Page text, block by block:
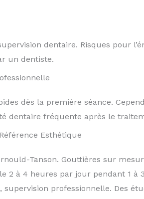
dentaire. Risques pour
un dentiste.
dès la première séance.
dentaire fréquente après le
Esthétique
Tanson. Gouttières sur
2 à 4 heures par jour pendant 1 à
supervision professionnelle. Des